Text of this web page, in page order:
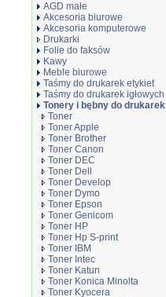
AGD małe
Akcesoria biurowe
Akcesoria komputerowe
Drukarki
Folie do faksów
Kawy
Meble biurowe
Taśmy do drukarek etykiet
Taśmy do drukarek igłowych
Tonery i bębny do drukarek
Toner
Toner Apple
Toner Brother
Toner Canon
Toner DEC
Toner Dell
Toner Develop
Toner Dymo
Toner Epson
Toner Genicom
Toner HP
Toner Hp S-print
Toner IBM
Toner Intec
Toner Katun
Toner Konica Minolta
Toner Kyocera